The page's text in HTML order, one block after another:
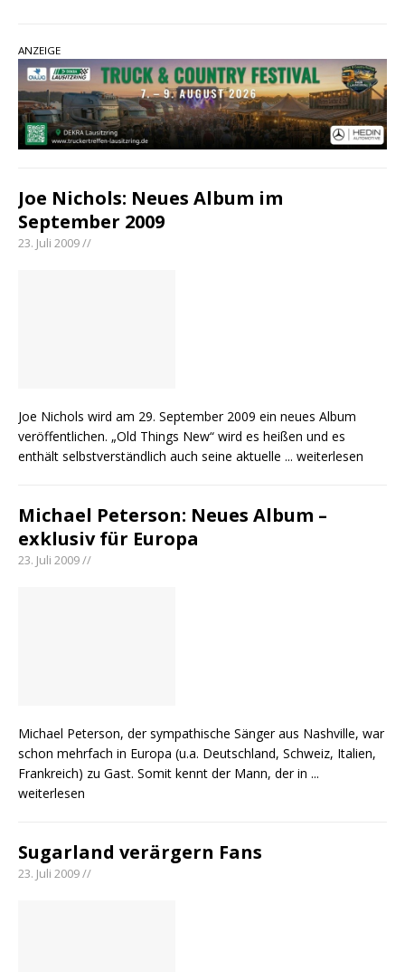
ANZEIGE
Joe Nichols: Neues Album im
September 2009
23. Juli 2009 //
Joe Nichols wird am 29. September 2009 ein neues Album
veröffentlichen. „Old Things New“ wird es heißen und es
enthält selbstverständlich auch seine aktuelle ... weiterlesen
Michael Peterson: Neues Album –
exklusiv für Europa
23. Juli 2009 //
Michael Peterson, der sympathische Sänger aus Nashville, war
schon mehrfach in Europa (u.a. Deutschland, Schweiz, Italien,
Frankreich) zu Gast. Somit kennt der Mann, der in ...
weiterlesen
Sugarland verärgern Fans
23. Juli 2009 //